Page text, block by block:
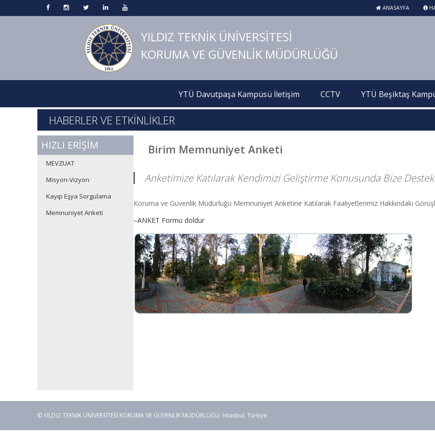
ANASAYFA
YILDIZ TEKNİK ÜNİVERSİTESİ
KORUMA VE GÜVENLİK MÜDÜRLÜĞÜ
YTÜ Davutpaşa Kampüsü İletişim CCTV YTÜ Beşiktaş
HABERLER VE ETKİNLİKLER
HIZLI ERİŞİM
MEVZUAT
Misyon-Vizyon
Kayıp Eşya Sorgulama
Memnuniyet Anketi
Birim Memnuniyet Anketi
Anketimize Katılarak Kendimizi Geliştirme Konusunda Bize Destek
Koruma ve Güvenlik Müdürlüğü Memnuniyet Anketine Katılarak Faaliyetlerimiz Hakkındaki
–ANKET Formu doldur
© YILDIZ TEKNİK ÜNİVERSİTESİ KORUMA VE GÜVENLİK MÜDÜRLÜĞÜ. İstanbul, Türkiye.